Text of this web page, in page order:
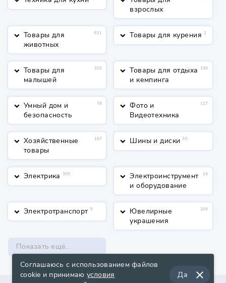
взрослых
keyboard_arrow_down Товары для
животных
611 keyboard_arrow_down Товары для курения 2
keyboard_arrow_down Товары для
малышей
310 keyboard_arrow_down Товары для отдыха
и кемпинга
198
keyboard_arrow_down Умный дом и
безопасность
78 keyboard_arrow_down Фото и
Видеотехника
117
keyboard_arrow_down Хозяйственные
товары
167 keyboard_arrow_down Шины и диски 30
keyboard_arrow_down Электрика 305 keyboard_arrow_down Электроинструмент
и оборудование
18
keyboard_arrow_down Электротранспорт 5 keyboard_arrow_down Ювелирные
украшения
209
Показать ещё...
Соглашаюсь с использованием файлов
cookie и принимаю условия
Да close